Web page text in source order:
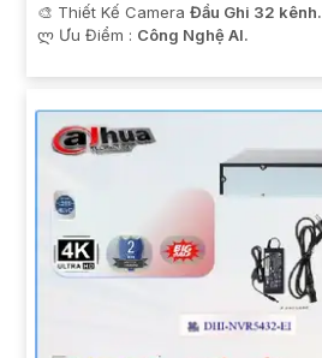
🎨 Thiết Kế Camera Đầu Ghi 32 kênh.
️ლ Ưu Điểm : Công Nghệ AI.